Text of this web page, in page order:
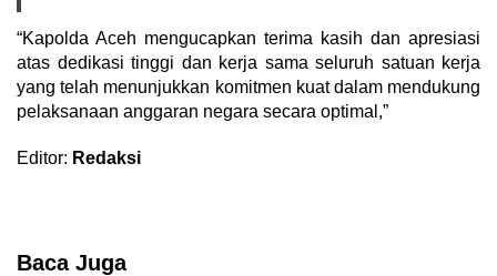
“Kapolda Aceh mengucapkan terima kasih dan apresiasi
atas dedikasi tinggi dan kerja sama seluruh satuan kerja
yang telah menunjukkan komitmen kuat dalam mendukung
pelaksanaan anggaran negara secara optimal,”
Editor: Redaksi
Baca Juga